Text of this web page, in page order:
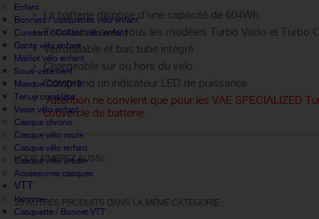
Enfant
Bonnets / casquettes velo enfant
Cuissard / Collant vélo enfant
Gants vélo enfant
Maillot vélo enfant
Sous-vetement
Masque COVID19
Tenue complète
Veste vélo enfant
Casque chrono
Casque vélo route
Casque vélo enfant
Casque vélo urbain
Accessoires casques
VTT
Homme
Casquette / Bonnet VTT
La batterie dispose d'une capacité de 604Wh
Fonctionne avec tous les modèles Turbo Vado et Turbo
Verrouillable et bas tube intégré
Chargeable sur ou hors du vélo
Comprend un indicateur LED de puissance
Attention ne convient que pour les VAE SPECIALIZED
couvercle de batterie.
VOUS AIMEREZ AUSSI :
30 AUTRES PRODUITS DANS LA MÊME CATÉGORIE :